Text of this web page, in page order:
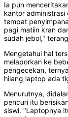
Ia pun
kantor administrasi
tempat
pagi matiin kran
sudah jebol,"
Mengetahui hal
melaporkan ke
pengecekan,
hilang laptop ada
Menurutnya,
pencuri itu
siswi. "Laptopnya